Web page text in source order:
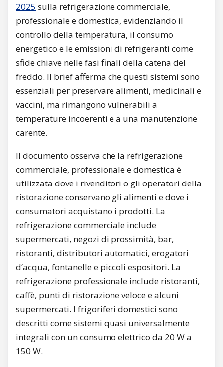
2025 sulla refrigerazione commerciale,
professionale e domestica, evidenziando il
controllo della temperatura, il consumo
energetico e le emissioni di refrigeranti come
sfide chiave nelle fasi finali della catena del
freddo. Il brief afferma che questi sistemi sono
essenziali per preservare alimenti, medicinali e
vaccini, ma rimangono vulnerabili a
temperature incoerenti e a una manutenzione
carente.
Il documento osserva che la refrigerazione
commerciale, professionale e domestica è
utilizzata dove i rivenditori o gli operatori della
ristorazione conservano gli alimenti e dove i
consumatori acquistano i prodotti. La
refrigerazione commerciale include
supermercati, negozi di prossimità, bar,
ristoranti, distributori automatici, erogatori
d’acqua, fontanelle e piccoli espositori. La
refrigerazione professionale include ristoranti,
caffè, punti di ristorazione veloce e alcuni
supermercati. I frigoriferi domestici sono
descritti come sistemi quasi universalmente
integrali con un consumo elettrico da 20 W a
150 W.